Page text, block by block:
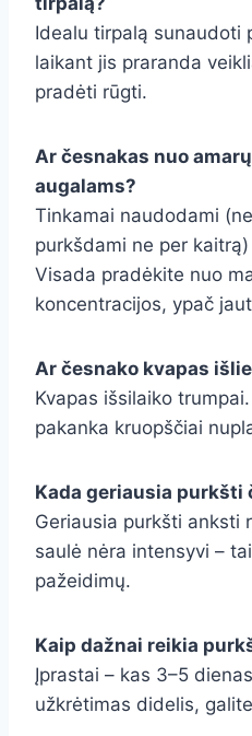
Idealu tirpalą sunaudoti
laikant jis praranda
pradėti rūgti.
Ar česnakas nuo
augalams?
Tinkamai naudodami
purkšdami ne per
Visada pradėkite nuo
koncentracijos, ypač
Ar česnako kvapas
Kvapas išsilaiko
pakanka kruopščiai
Kada geriausia purkšti
Geriausia purkšti anksti
saulė nėra intensyvi –
pažeidimų.
Kaip dažnai reikia
Įprastai – kas 3–5
užkrėtimas didelis,